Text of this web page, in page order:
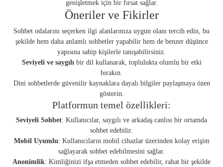
genişletmek için bir fırsat sağlar.
Öneriler ve Fikirler
Sohbet odalarını seçerken ilgi alanlarınıza uygun olanı tercih edin, bu
şekilde hem daha anlamlı sohbetler yapabilir hem de benzer düşünce
yapısına sahip kişilerle tanışabilirsiniz.
Seviyeli ve saygılıbir dil kullanarak, toplulukta olumlu bir etki
bırakın.
Dini sohbetlerde güvenilir kaynaklara dayalı bilgiler paylaşmaya özen
gösterin.
Platformun temel özellikleri:
Seviyeli Sohbet: Kullanıcılar, saygılı ve arkadaş canlısı bir ortamda
sohbet edebilir.
Mobil Uyumlu: Kullanıcıların mobil cihazlar üzerinden kolay erişim
sağlayarak sohbet edebilmesini sağlar.
Anonimlik: Kimliğinizi ifşa etmeden sohbet edebilir, rahat bir şekilde